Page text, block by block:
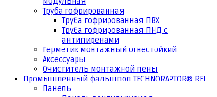
Труба гофрированная
Труба гофрированная ПВХ
Труба гофрированная ПНД с
антипиренами
Герметик монтажный огнестойкий
Аксессуары
Очиститель монтажной пены
Промышленный фальшпол TECHNORAPTOR® RFL
Панель